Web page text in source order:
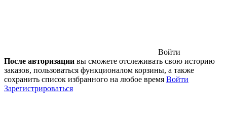
Войти
После авторизации вы сможете отслеживать свою историю
заказов, пользоваться функционалом корзины, а также
сохранить список избранного на любое время Войти
Зарегистрироваться